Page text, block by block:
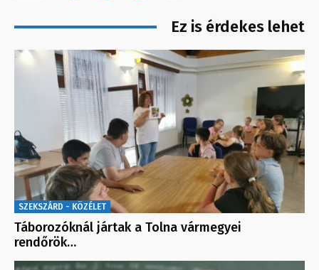
Ez is érdekes lehet
SZEKSZÁRD - KÖZÉLET
Táborozóknál jártak a Tolna vármegyei
rendőrök…